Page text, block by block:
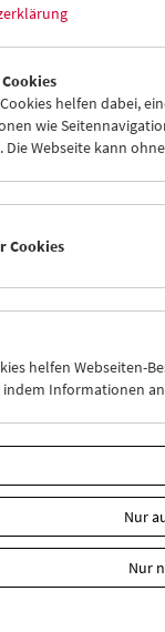
zurück zu den
helfen dabei,
wie
Die Webseite kann
Cookies
helfen Webseiten-
indem Informationen
Nur
Nur